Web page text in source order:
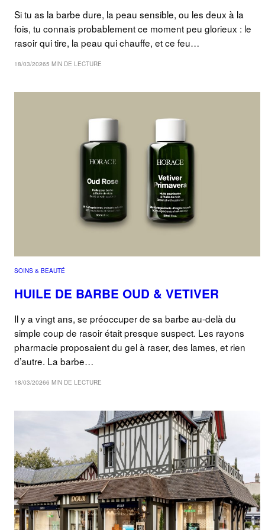
Si tu as la barbe dure, la peau sensible, ou les deux à la
fois, tu connais probablement ce moment peu glorieux : le
rasoir qui tire, la peau qui chauffe, et ce feu…
18/03/20265 MIN DE LECTURE
SOINS & BEAUTÉ
HUILE DE BARBE OUD & VETIVER
Il y a vingt ans, se préoccuper de sa barbe au-delà du
simple coup de rasoir était presque suspect. Les rayons
pharmacie proposaient du gel à raser, des lames, et rien
d’autre. La barbe…
18/03/20266 MIN DE LECTURE